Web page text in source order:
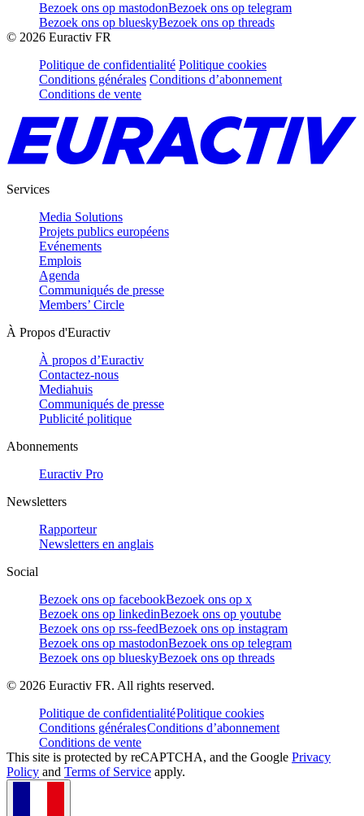
Bezoek ons op mastodonBezoek ons op telegram
Bezoek ons op blueskyBezoek ons op threads
© 2026 Euractiv FR
Politique de confidentialité Politique cookies
Conditions générales Conditions d’abonnement
Conditions de vente
Services
Media Solutions
Projets publics européens
Evénements
Emplois
Agenda
Communiqués de presse
Members’ Circle
À Propos d'Euractiv
À propos d’Euractiv
Contactez-nous
Mediahuis
Communiqués de presse
Publicité politique
Abonnements
Euractiv Pro
Newsletters
Rapporteur
Newsletters en anglais
Social
Bezoek ons op facebookBezoek ons op x
Bezoek ons op linkedinBezoek ons op youtube
Bezoek ons op rss-feedBezoek ons op instagram
Bezoek ons op mastodonBezoek ons op telegram
Bezoek ons op blueskyBezoek ons op threads
© 2026 Euractiv FR. All rights reserved.
Politique de confidentialitéPolitique cookies
Conditions généralesConditions d’abonnement
Conditions de vente
This site is protected by reCAPTCHA, and the Google Privacy
Policy and Terms of Service apply.